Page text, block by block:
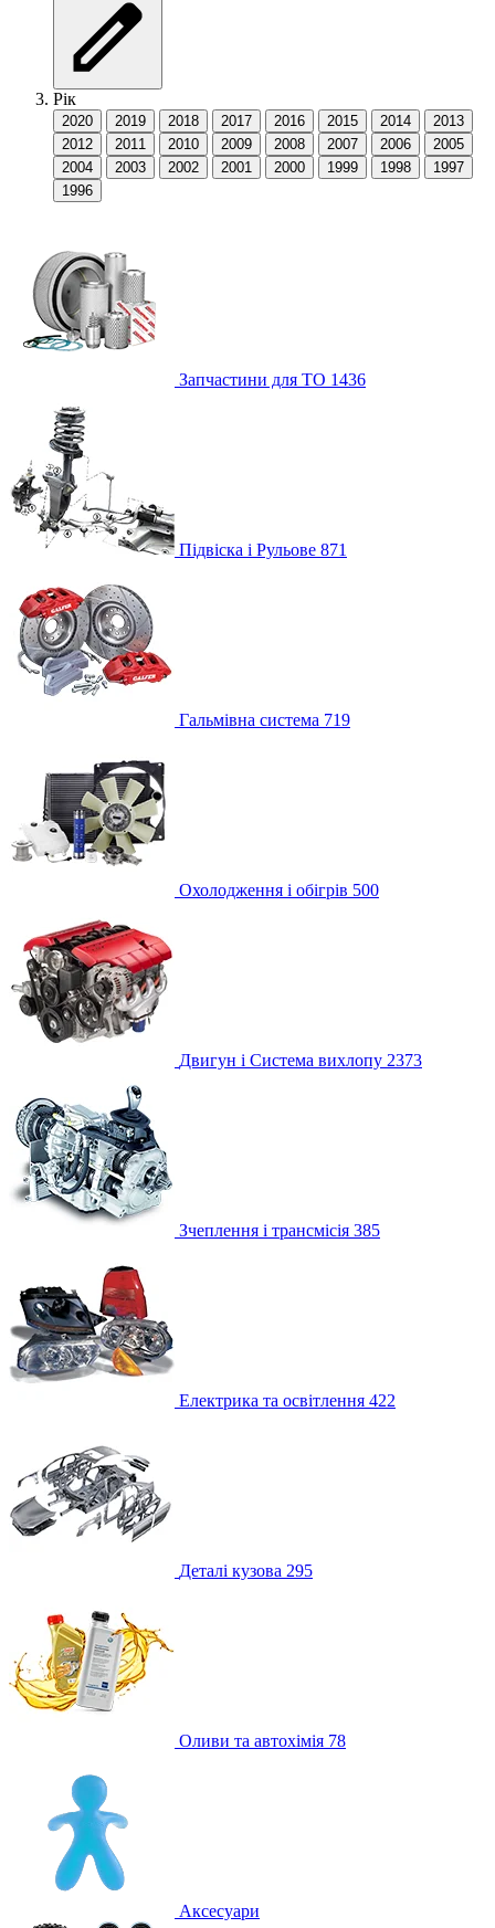
Рік
2020 2019 2018 2017 2016 2015 2014
2013
2012
2011 2010 2009 2008 2007 2006
2005
2004
2003 2002 2001 2000 1999 1998
1997
1996
Запчастини для ТО 1436
Підвіска і Рульове 871
Гальмівна система 719
Охолодження і обігрів 500
Двигун і Система вихлопу 2373
Зчеплення і трансмісія 385
Електрика та освітлення 422
Деталі кузова 295
Оливи та автохімія 78
Аксесуари